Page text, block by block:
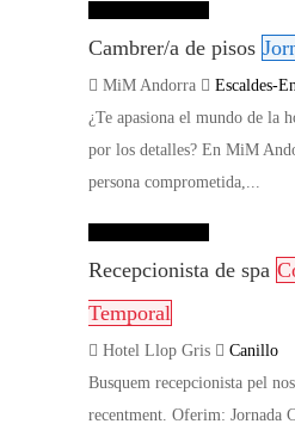
Cambrer/a de pisos
MiM Andorra
Escaldes-
¿Te apasiona el mundo de la
por los detalles? En MiM
persona comprometida,...
Recepcionista de spa
Temporal
Hotel Llop Gris
Canillo
Busquem recepcionista pel
recentment. Oferim: Jornada